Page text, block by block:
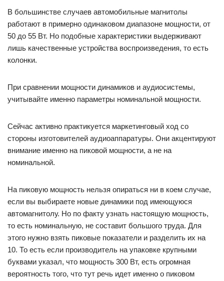
В большинстве случаев автомобильные магнитолы
работают в примерно одинаковом диапазоне мощности, от
50 до 55 Вт. Но подобные характеристики выдерживают
лишь качественные устройства воспроизведения, то есть
колонки.
При сравнении мощности динамиков и аудиосистемы,
учитывайте именно параметры номинальной мощности.
Сейчас активно практикуется маркетинговый ход со
стороны изготовителей аудиоаппаратуры. Они акцентируют
внимание именно на пиковой мощности, а не на
номинальной.
На пиковую мощность нельзя опираться ни в коем случае,
если вы выбираете новые динамики под имеющуюся
автомагнитолу. Но по факту узнать настоящую мощность,
то есть номинальную, не составит большого труда. Для
этого нужно взять пиковые показатели и разделить их на
10. То есть если производитель на упаковке крупными
буквами указал, что мощность 300 Вт, есть огромная
вероятность того, что тут речь идет именно о пиковом